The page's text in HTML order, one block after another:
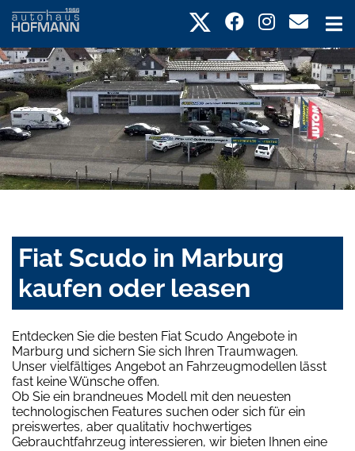
Fiat Scudo in Marburg
kaufen oder leasen
Entdecken Sie die besten Fiat Scudo Angebote in
Marburg und sichern Sie sich Ihren Traumwagen.
Unser vielfältiges Angebot an Fahrzeugmodellen lässt
fast keine Wünsche offen.
Ob Sie ein brandneues Modell mit den neuesten
technologischen Features suchen oder sich für ein
preiswertes, aber qualitativ hochwertiges
Gebrauchtfahrzeug interessieren, wir bieten Ihnen eine